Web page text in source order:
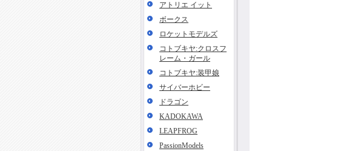
アトリエ イット
ボークス
ロケットモデルズ
コトブキヤ:クロスフ
レーム・ガール
コトブキヤ:装甲娘
サイバーホビー
ドラゴン
KADOKAWA
LEAPFROG
PassionModels